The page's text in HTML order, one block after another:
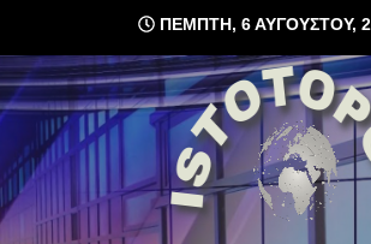
content
ΠΈΜΠΤΗ, 6 ΑΥΓΟΎΣΤΟΥ,